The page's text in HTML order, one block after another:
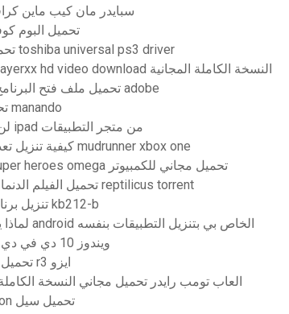
سبايدر مان كيب ماين
تحميل البوم
تحميل برنامج toshiba universal ps3 driver
Xxn00bslayerxx hd video download النسخة الكاملة المجانية
تحميل ملف فتح البرنامج المساعد adobe
تحميل ألبوم manando
لن يتم تنزيل ipad من متجر التطبيقات
كيفية تنزيل تعديلات على mudrunner xbox one
Marvel super heroes omega تحميل مجاني للكمبيوتر
تحميل الفيلم الدنماركي كامل reptilicus torrent
تنزيل برنامج تشغيل kb212-b
لماذا يقوم هاتف android الخاص بي بتنزيل التطبيقات بنفسه
ويندوز 10 دي في دي تنزيل ايزو
تحميل ويندوز 10 r3 ايزو
العاب تومب رايدر تحميل مجاني النسخة الكاملة
Maccaption تحميل سيل